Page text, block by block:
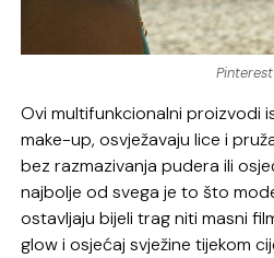
Pinterest
Ovi multifunkcionalni proizvodi
make-up, osvježavaju lice i
bez razmazivanja pudera ili
najbolje od svega je to što
ostavljaju bijeli trag niti masni
glow i osjećaj svježine tijekom